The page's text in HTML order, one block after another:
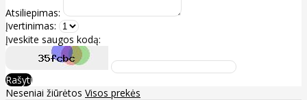
Atsiliepimas:
Įvertinimas:
Įveskite saugos kodą:
Rašyti
Neseniai žiūrėtos Visos prekės